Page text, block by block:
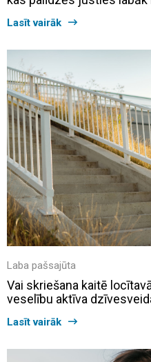
Lasīt vairāk
Laba pašsajūta
Vai skriešana kaitē
veselību aktīva
Lasīt vairāk